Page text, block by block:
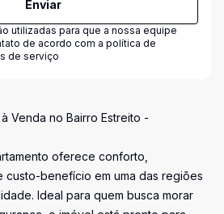
Enviar
utilizadas para que a nossa equipe
de acordo com a política de
de serviço
Venda no Bairro Estreito -
oferece conforto,
benefício em uma das regiões
Ideal para quem busca morar